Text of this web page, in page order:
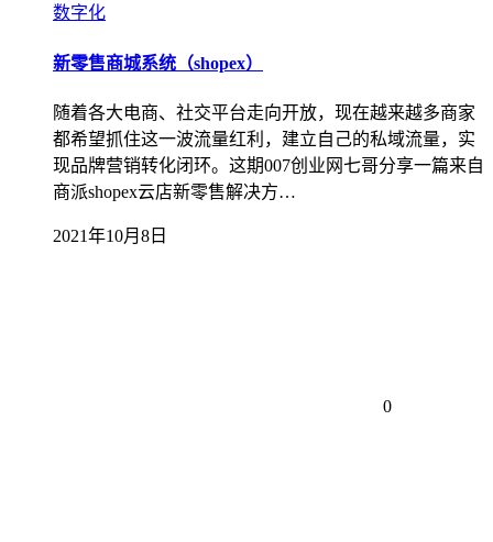
数字化
新零售商城系统（shopex）
随着各大电商、社交平台走向开放，现在越来越多商家
都希望抓住这一波流量红利，建立自己的私域流量，实
现品牌营销转化闭环。这期007创业网七哥分享一篇来自
商派shopex云店新零售解决方…
2021年10月8日
0